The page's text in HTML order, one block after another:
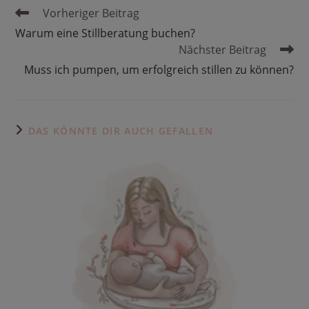
Weitere
ansehen
Vorheriger Beitrag
Warum eine Stillberatung buchen?
Nächster Beitrag
Muss ich pumpen, um erfolgreich stillen zu können?
DAS KÖNNTE DIR AUCH GEFALLEN